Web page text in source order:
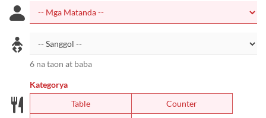
6 na taon at baba
Kategorya
Table
Counter